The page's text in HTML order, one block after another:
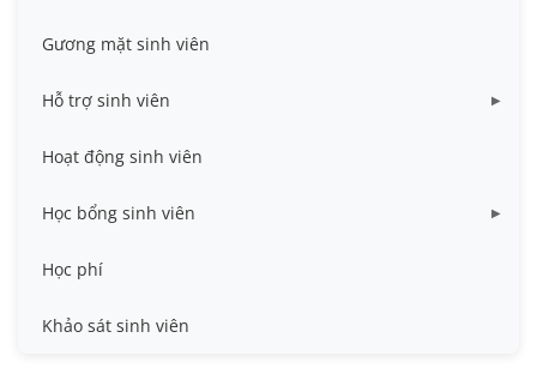
Gương mặt sinh viên
Hỗ trợ sinh viên
Miễn giảm học phí
Nhà ở
Hoạt động sinh viên
Học bổng sinh viên
HB khuyến khích học tập
HB Lê Văn Kiểm và gia đình
Học phí
Khảo sát sinh viên